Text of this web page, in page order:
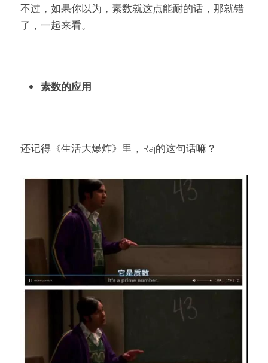
不过，如果你以为，素数就这点能耐的话，那就错
了，一起来看。
素数的应用
还记得《生活大爆炸》里，Raj的这句话嘛？